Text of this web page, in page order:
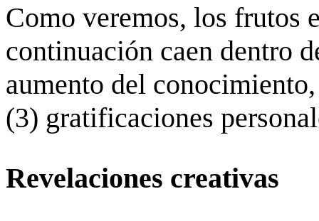
Como veremos, los frutos
continuación caen dentro
aumento del
(3) gratificaciones
Revelaciones creativas